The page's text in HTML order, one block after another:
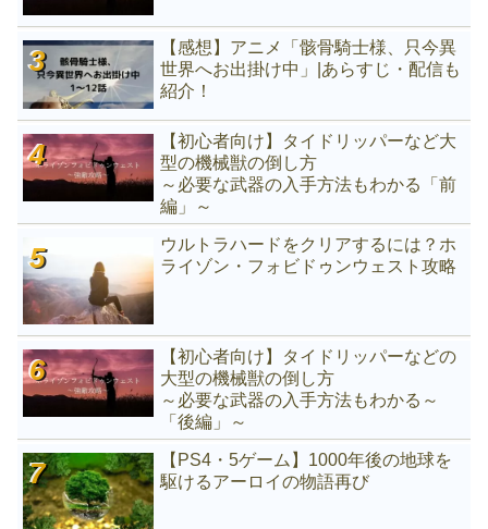
【感想】アニメ「骸骨騎士様、只今異
世界へお出掛け中」|あらすじ・配信も
紹介！
【初心者向け】タイドリッパーなど大
型の機械獣の倒し方
～必要な武器の入手方法もわかる「前
編」～
ウルトラハードをクリアするには？ホ
ライゾン・フォビドゥンウェスト攻略
【初心者向け】タイドリッパーなどの
大型の機械獣の倒し方
～必要な武器の入手方法もわかる～
「後編」～
【PS4・5ゲーム】1000年後の地球を
駆けるアーロイの物語再び